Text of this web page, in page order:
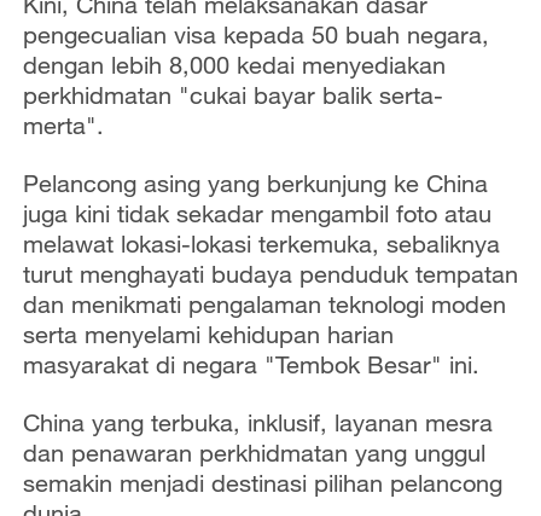
pengecualian visa kepada 50 buah negara,
dengan lebih 8,000 kedai menyediakan
perkhidmatan "cukai bayar balik serta-
merta".
Pelancong asing yang berkunjung ke China
juga kini tidak sekadar mengambil foto atau
melawat lokasi-lokasi terkemuka, sebaliknya
turut menghayati budaya penduduk tempatan
dan menikmati pengalaman teknologi moden
serta menyelami kehidupan harian
masyarakat di negara "Tembok Besar" ini.
China yang terbuka, inklusif, layanan mesra
dan penawaran perkhidmatan yang unggul
semakin menjadi destinasi pilihan pelancong